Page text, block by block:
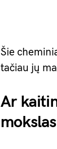
Šie
tačiau jų
Ar
mokslas